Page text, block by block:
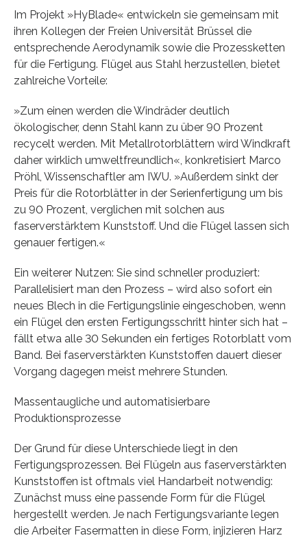
Im Projekt »HyBlade« entwickeln sie gemeinsam mit
ihren Kollegen der Freien Universität Brüssel die
entsprechende Aerodynamik sowie die Prozessketten
für die Fertigung. Flügel aus Stahl herzustellen, bietet
zahlreiche Vorteile:
»Zum einen werden die Windräder deutlich
ökologischer, denn Stahl kann zu über 90 Prozent
recycelt werden. Mit Metallrotorblättern wird Windkraft
daher wirklich umweltfreundlich«, konkretisiert Marco
Pröhl, Wissenschaftler am IWU. »Außerdem sinkt der
Preis für die Rotorblätter in der Serienfertigung um bis
zu 90 Prozent, verglichen mit solchen aus
faserverstärktem Kunststoff. Und die Flügel lassen sich
genauer fertigen.«
Ein weiterer Nutzen: Sie sind schneller produziert:
Parallelisiert man den Prozess – wird also sofort ein
neues Blech in die Fertigungslinie eingeschoben, wenn
ein Flügel den ersten Fertigungsschritt hinter sich hat –
fällt etwa alle 30 Sekunden ein fertiges Rotorblatt vom
Band. Bei faserverstärkten Kunststoffen dauert dieser
Vorgang dagegen meist mehrere Stunden.
Massentaugliche und automatisierbare
Produktionsprozesse
Der Grund für diese Unterschiede liegt in den
Fertigungsprozessen. Bei Flügeln aus faserverstärkten
Kunststoffen ist oftmals viel Handarbeit notwendig:
Zunächst muss eine passende Form für die Flügel
hergestellt werden. Je nach Fertigungsvariante legen
die Arbeiter Fasermatten in diese Form, injizieren Harz